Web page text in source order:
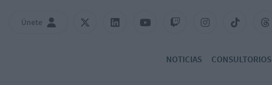
Únete
NOTICIAS CONSULTORIOS